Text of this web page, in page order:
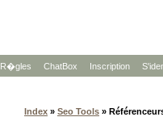
R�gles ChatBox Inscription
Index » Seo Tools »